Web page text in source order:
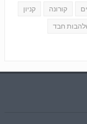
קורונה קניון
חבד